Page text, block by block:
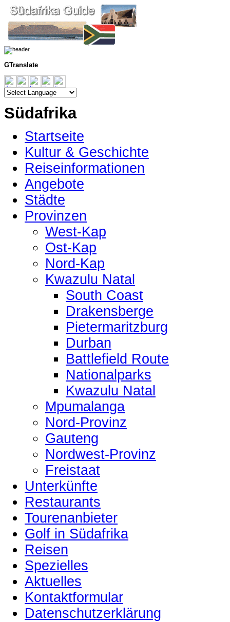
GTranslate
Südafrika
Startseite
Kultur & Geschichte
Reiseinformationen
Angebote
Städte
Provinzen
West-Kap
Ost-Kap
Nord-Kap
Kwazulu Natal
South Coast
Drakensberge
Pietermaritzburg
Durban
Battlefield Route
Nationalparks
Kwazulu Natal
Mpumalanga
Nord-Provinz
Gauteng
Nordwest-Provinz
Freistaat
Unterkünfte
Restaurants
Tourenanbieter
Golf in Südafrika
Reisen
Spezielles
Aktuelles
Kontaktformular
Datenschutzerklärung